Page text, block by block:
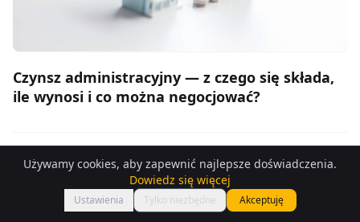
Czynsz administracyjny — z czego się składa,
ile wynosi i co można negocjować?
Używamy cookies, aby zapewnić najlepsze doświadczenia.
Dowiedz się więcej
Ustawienia Tylko niezbędne Akceptuję